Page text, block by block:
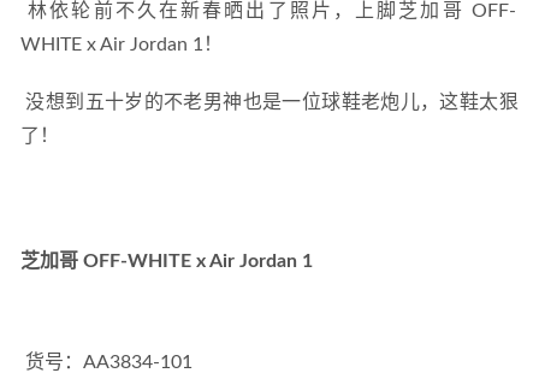
林依轮前不久在新春晒出了照片，上脚芝加哥 OFF-
WHITE x Air Jordan 1！
没想到五十岁的不老男神也是一位球鞋老炮儿，这鞋太狠
了！
芝加哥 OFF-WHITE x Air Jordan 1
货号：AA3834-101